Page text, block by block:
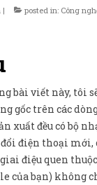
| posted in: Công
bài viết này, tôi
gốc trên các
xuất đều có bộ
điện thoại mới,
điệu quen
của bạn) không